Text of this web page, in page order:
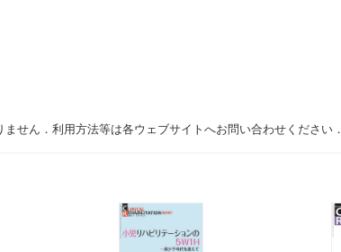
せん．利用方法等は各ウェブサイトへお問い合わせください．